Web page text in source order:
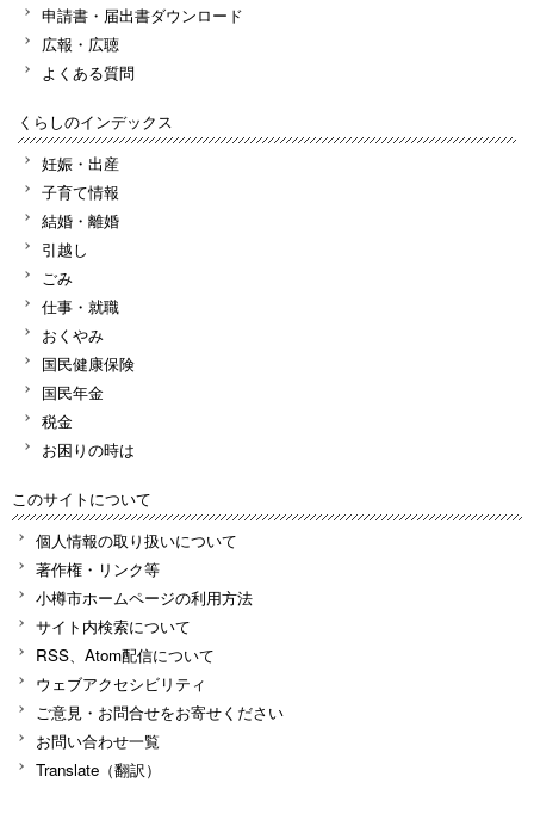
申請書・届出書ダウンロード
広報・広聴
よくある質問
くらしのインデックス
妊娠・出産
子育て情報
結婚・離婚
引越し
ごみ
仕事・就職
おくやみ
国民健康保険
国民年金
税金
お困りの時は
このサイトについて
個人情報の取り扱いについて
著作権・リンク等
小樽市ホームページの利用方法
サイト内検索について
RSS、Atom配信について
ウェブアクセシビリティ
ご意見・お問合せをお寄せください
お問い合わせ一覧
Translate（翻訳）